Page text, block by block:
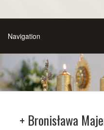
+ Bronisława